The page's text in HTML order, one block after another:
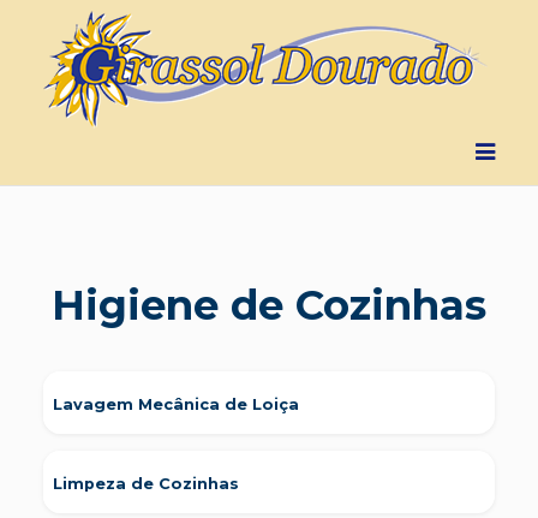
Higiene de Cozinhas
Lavagem Mecânica de Loiça
Limpeza de Cozinhas